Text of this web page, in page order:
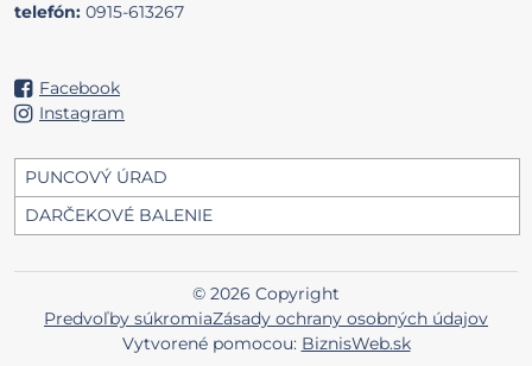
telefón: 0915-613267
Facebook
Instagram
PUNCOVÝ ÚRAD
DARČEKOVÉ BALENIE
© 2026 Copyright
Predvoľby súkromiaZásady ochrany osobných údajov
Vytvorené pomocou: BiznisWeb.sk